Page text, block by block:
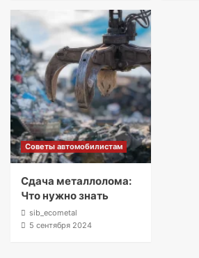
Советы автомобилистам
Сдача металлолома:
Что нужно знать
sib_ecometal
5 сентября 2024